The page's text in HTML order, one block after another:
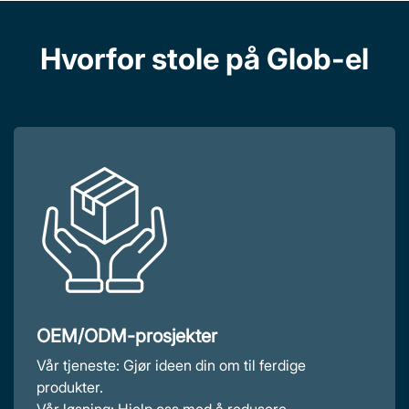
Ekspert på tilpasset kraft
Hvorfor stole på Glob-el
OEM/ODM-prosjekter
Vår tjeneste: Gjør ideen din om til ferdige
produkter.